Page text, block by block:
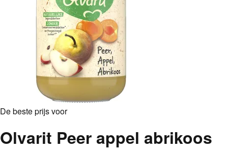
De beste prijs voor
Olvarit Peer appel abrikoos